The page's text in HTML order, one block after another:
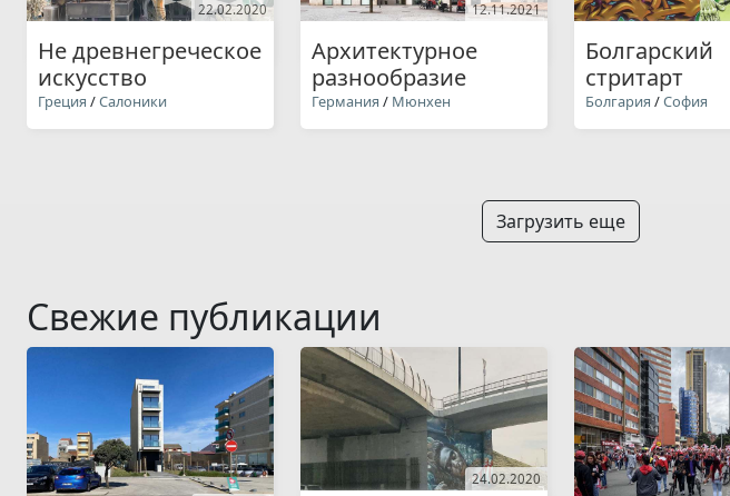
22.02.2020
Не древнегреческое
искусство
Греция /Салоники
12.11.2021
Архитектурное
разнообразие
Германия / Мюнхен
Болгарский
стритарт
Болгария /София
Загрузить еще
Свежие публикации
24.02.2020